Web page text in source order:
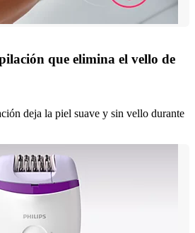
que elimina el vello de
deja la piel suave y sin vello durante